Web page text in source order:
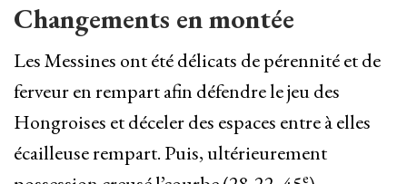
Changements en montée
Les Messines ont été délicats de pérennité et de
ferveur en rempart afin défendre le jeu des
Hongroises et déceler des espaces entre à elles
écailleuse rempart. Puis, ultérieurement
e